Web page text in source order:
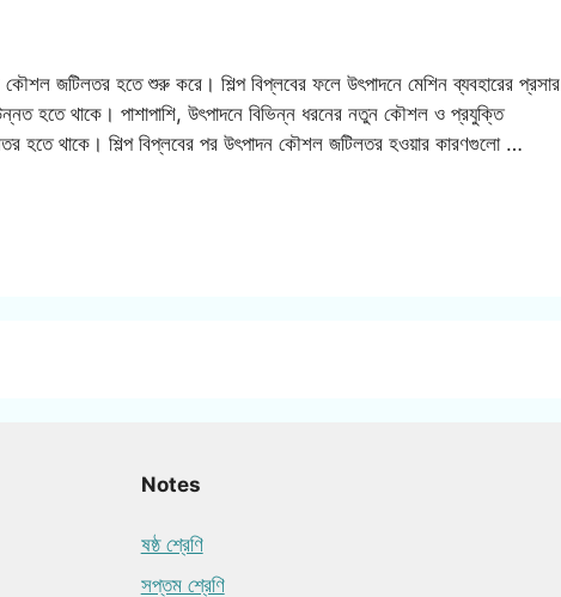
কৌশল জটিলতর হতে শুরু করে। শিল্প বিপ্লবের ফলে উৎপাদনে মেশিন ব্যবহারের প্রসার
হতে থাকে। পাশাপাশি, উৎপাদনে বিভিন্ন ধরনের নতুন কৌশল ও প্রযুক্তি
হতে থাকে। শিল্প বিপ্লবের পর উৎপাদন কৌশল জটিলতর হওয়ার কারণগুলো …
Notes
ষষ্ঠ শ্রেণি
সপ্তম শ্রেণি